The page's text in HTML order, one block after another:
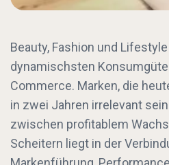
Beauty, Fashion und
dynamischsten
Commerce. Marken, die
in zwei Jahren irrelevant
zwischen profitablem
Scheitern liegt in der